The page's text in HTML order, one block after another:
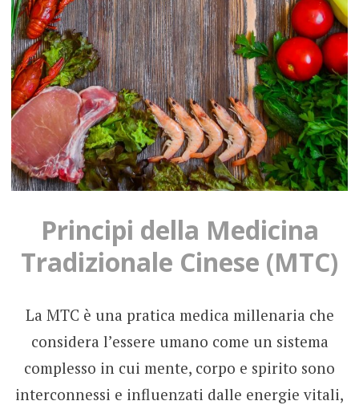
Principi della Medicina
Tradizionale Cinese (MTC)
La MTC è una pratica medica millenaria che
considera l’essere umano come un sistema
complesso in cui mente, corpo e spirito sono
interconnessi e influenzati dalle energie vitali,